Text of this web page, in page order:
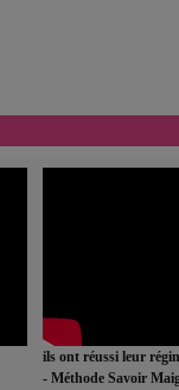
ils ont réussi leur
- Méthode Savoir